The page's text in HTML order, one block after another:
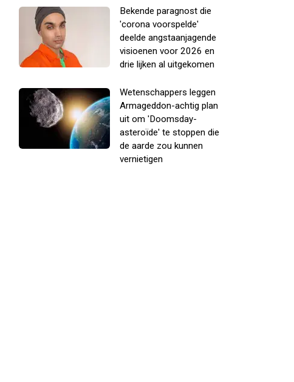
Bekende paragnost die
'corona voorspelde'
deelde angstaanjagende
visioenen voor 2026 en
drie lijken al uitgekomen
Wetenschappers leggen
Armageddon-achtig plan
uit om 'Doomsday-
asteroïde' te stoppen die
de aarde zou kunnen
vernietigen